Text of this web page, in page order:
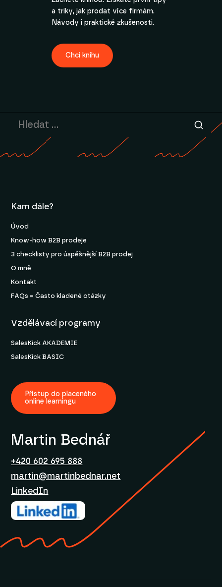
a triky, jak prodat více firmám.
Návody i praktické zkušenosti.
Chci knihu
Kam dále?
Úvod
Know-how B2B prodeje
3 checklisty pro úspěšnější B2B prodej
O mně
Kontakt
FAQs = Často kladené otázky
Vzdělávací programy
SalesKick AKADEMIE
SalesKick BASIC
Přístup do placeného
online learningu
Martin Bednář
+420 602 695 888
martin@martinbednar.net
LinkedIn